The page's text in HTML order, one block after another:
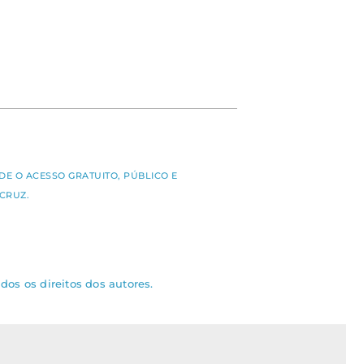
O ACESSO GRATUITO, PÚBLICO E
os direitos dos autores.